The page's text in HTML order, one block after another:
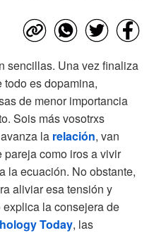
sencillas. Una vez finaliza
es dopamina,
de menor importancia
Sois más vosotrxs
la relación, van
como iros a vivir
la ecuación. No obstante,
aliviar esa tensión y
la consejera de
Today, las